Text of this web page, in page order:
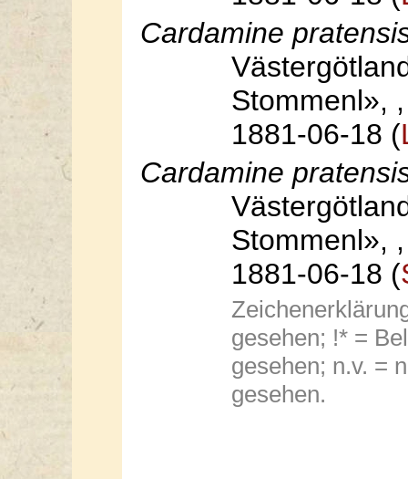
Cardamine
Stommenl»,
1881-06-18 (
Cardamine
Stommenl»,
1881-06-18 (
gesehen; !* =
gesehen; n.v. =
gesehen.